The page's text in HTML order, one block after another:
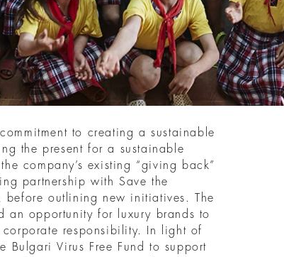
to creating a sustainable
the present for a sustainable
company’s existing “giving back”
partnership with Save the
outlining new initiatives. The
an opportunity for luxury brands to
responsibility. In light of
Bulgari Virus Free Fund to support